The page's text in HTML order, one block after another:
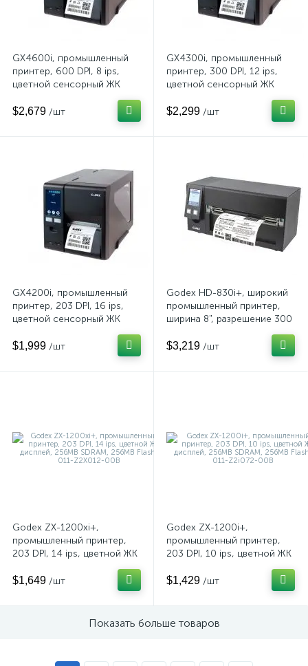
GX4600i, промышленный
принтер, 600 DPI, 8 ips,
цветной сенсорный ЖК
дисплей 5", Память 256х256
МБ, и/ф
$2,679 /шт
GX4300i, промышленный
принтер, 300 DPI, 12 ips,
цветной сенсорный ЖК
дисплей 5", Память 256х256
МБ, и/ф
$2,299 /шт
GX4200i, промышленный
принтер, 203 DPI, 16 ips,
цветной сенсорный ЖК
дисплей 5", Память 256х256
МБ, и/ф
$1,999 /шт
Godex HD-830i+, широкий
промышленный принтер,
ширина 8", разрешение 300
дисплей (256MB Flash,
$3,219 /шт
Godex ZX-1200xi+,
промышленный принтер,
203 DPI, 14 ips, цветной ЖК
дисплей, 256MB SDRAM,
256MB Flash, 011-Z2X012-
$1,649 /шт
Godex ZX-1200i+,
промышленный принтер,
203 DPI, 10 ips, цветной ЖК
дисплей, 256MB SDRAM,
256MB Flash, 011-Z2i072-
$1,429 /шт
Показать больше товаров